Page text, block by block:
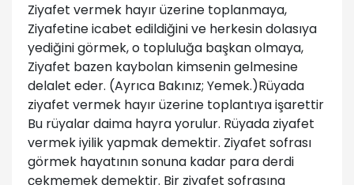
Ziyafet vermek hayır üzerine toplanmaya,
Ziyafetine icabet edildiğini ve herkesin dolasıya
yediğini görmek, o topluluğa başkan olmaya,
Ziyafet bazen kaybolan kimsenin gelmesine
delalet eder. (Ayrıca Bakınız; Yemek.)Rüyada
ziyafet vermek hayır üzerine toplantıya işarettir
Bu rüyalar daima hayra yorulur. Rüyada ziyafet
vermek iyilik yapmak demektir. Ziyafet sofrası
görmek hayatının sonuna kadar para derdi
çekmemek demektir. Bir ziyafet sofrasına